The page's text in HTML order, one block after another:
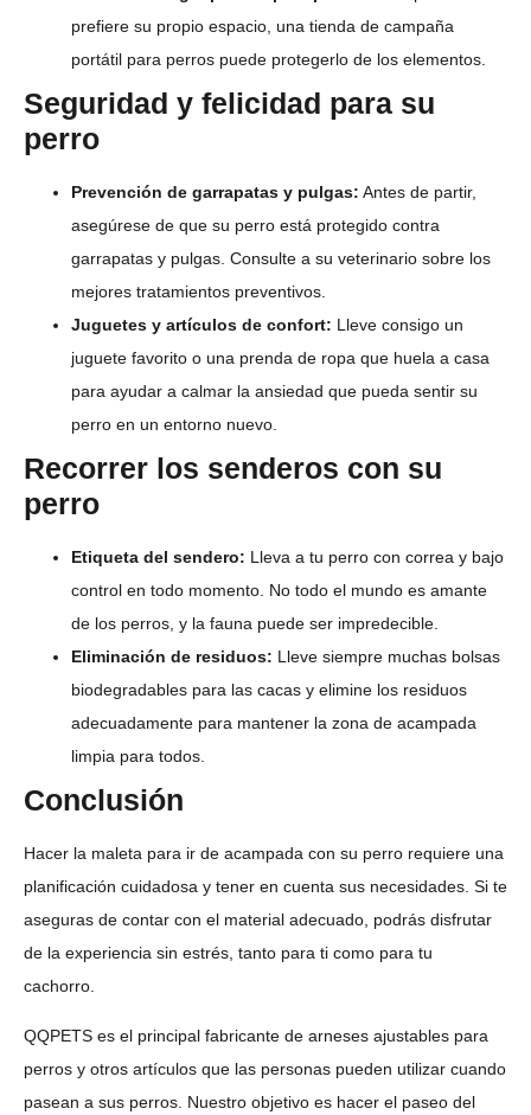
prefiere su propio espacio, una tienda de campaña
portátil para perros puede protegerlo de los elementos.
Seguridad y felicidad para su
perro
Prevención de garrapatas y pulgas: Antes de partir,
asegúrese de que su perro está protegido contra
garrapatas y pulgas. Consulte a su veterinario sobre los
mejores tratamientos preventivos.
Juguetes y artículos de confort: Lleve consigo un
juguete favorito o una prenda de ropa que huela a casa
para ayudar a calmar la ansiedad que pueda sentir su
perro en un entorno nuevo.
Recorrer los senderos con su
perro
Etiqueta del sendero: Lleva a tu perro con correa y bajo
control en todo momento. No todo el mundo es amante
de los perros, y la fauna puede ser impredecible.
Eliminación de residuos: Lleve siempre muchas bolsas
biodegradables para las cacas y elimine los residuos
adecuadamente para mantener la zona de acampada
limpia para todos.
Conclusión
Hacer la maleta para ir de acampada con su perro requiere una
planificación cuidadosa y tener en cuenta sus necesidades. Si te
aseguras de contar con el material adecuado, podrás disfrutar
de la experiencia sin estrés, tanto para ti como para tu
cachorro.
QQPETS es el principal fabricante de arneses ajustables para
perros y otros artículos que las personas pueden utilizar cuando
pasean a sus perros. Nuestro objetivo es hacer el paseo del